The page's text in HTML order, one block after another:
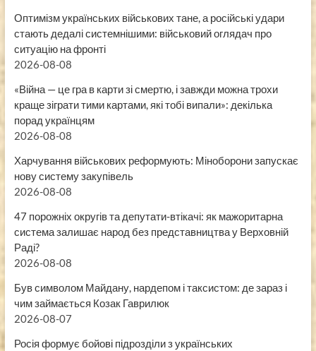
Оптимізм українських військових тане, а російські удари
стають дедалі системнішими: військовий оглядач про
ситуацію на фронті
2026-08-08
«Війна — це гра в карти зі смертю, і завжди можна трохи
краще зіграти тими картами, які тобі випали»: декілька
порад українцям
2026-08-08
Харчування військових реформують: Міноборони запускає
нову систему закупівель
2026-08-08
47 порожніх округів та депутати-втікачі: як мажоритарна
система залишає народ без представництва у Верховній
Раді?
2026-08-08
Був символом Майдану, нардепом і таксистом: де зараз і
чим займається Козак Гаврилюк
2026-08-07
Росія формує бойові підрозділи з українських